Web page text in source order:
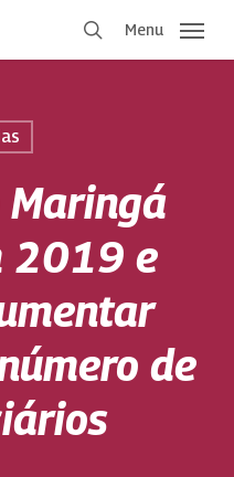
Menu
2019 e
de